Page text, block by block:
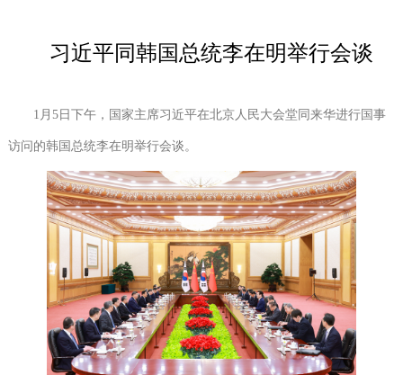
习近平同韩国总统李在明举行会谈
1月5日下午，国家主席习近平在北京人民大会堂同来华进行国事
访问的韩国总统李在明举行会谈。